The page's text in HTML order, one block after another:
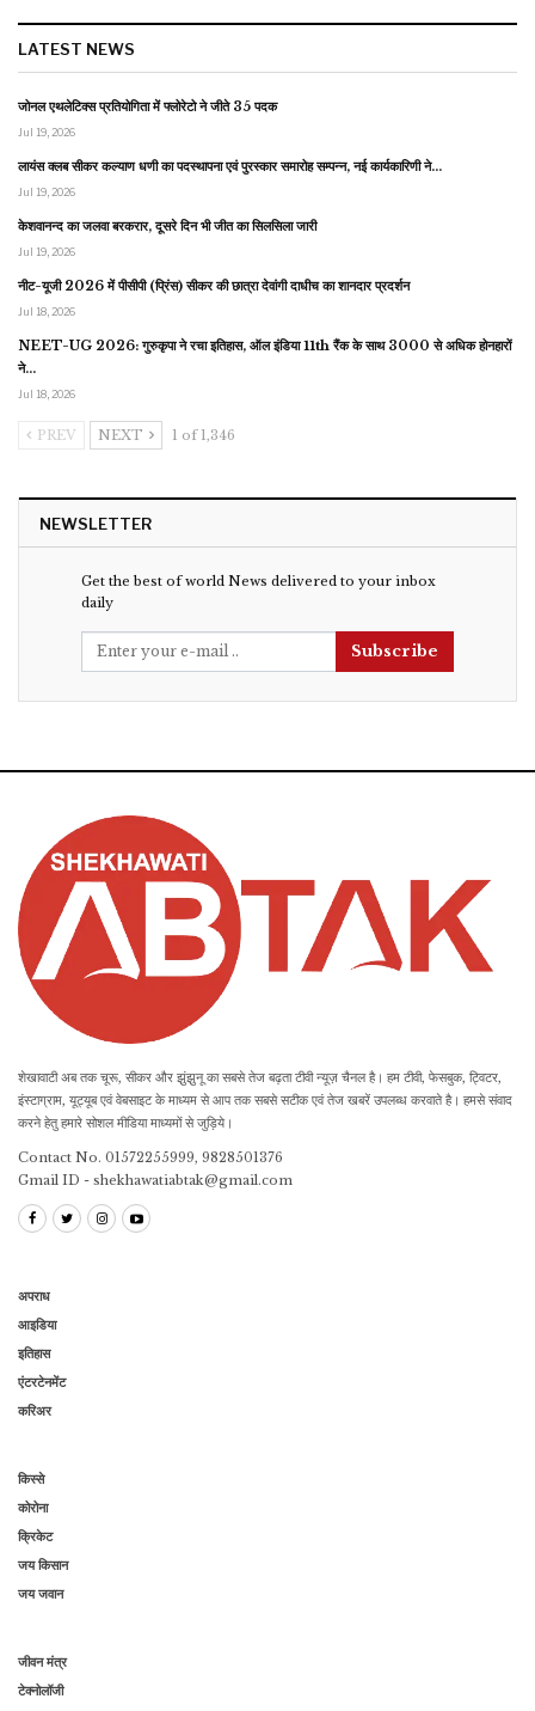
LATEST NEWS
जोनल एथलेटिक्स प्रतियोगिता में फ्लोरेटो ने जीते 35 पदक
Jul 19, 2026
लायंस क्लब सीकर कल्याण धणी का पदस्थापना एवं पुरस्कार समारोह सम्पन्न, नई कार्यकारिणी ने…
Jul 19, 2026
केशवानन्द का जलवा बरकरार, दूसरे दिन भी जीत का सिलसिला जारी
Jul 19, 2026
नीट-यूजी 2026 में पीसीपी (प्रिंस) सीकर की छात्रा देवांगी दाधीच का शानदार प्रदर्शन
Jul 18, 2026
NEET-UG 2026: गुरुकृपा ने रचा इतिहास, ऑल इंडिया 11th रैंक के साथ 3000 से अधिक होनहारों
ने…
Jul 18, 2026
PREV NEXT 1 of 1,346
NEWSLETTER
Get the best of world News delivered to your inbox
daily
Subscribe
शेखावाटी अब तक चूरू, सीकर और झुंझुनू का सबसे तेज बढ़ता टीवी न्यूज़ चैनल है। हम टीवी, फेसबुक, ट्विटर,
इंस्टाग्राम, यूट्यूब एवं वेबसाइट के माध्यम से आप तक सबसे सटीक एवं तेज खबरें उपलब्ध करवाते है। हमसे संवाद
करने हेतु हमारे सोशल मीडिया माध्यमों से जुड़िये।
Contact No. 01572255999, 9828501376
Gmail ID - shekhawatiabtak@gmail.com
अपराध
आइडिया
इतिहास
एंटरटेनमेंट
करिअर
किस्से
कोरोना
क्रिकेट
जय किसान
जय जवान
जीवन मंत्र
टेक्नोलॉजी